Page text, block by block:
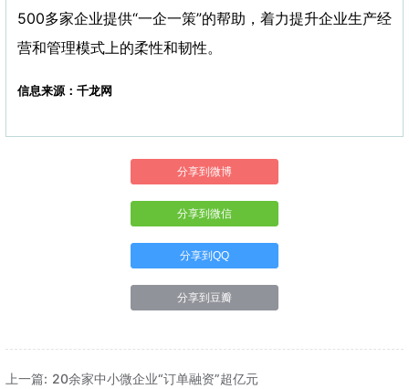
500多家企业提供“一企一策”的帮助，着力提升企业生产经
营和管理模式上的柔性和韧性。
信息来源：千龙网
分享到微博
分享到微信
分享到QQ
分享到豆瓣
上一篇: 20余家中小微企业“订单融资”超亿元